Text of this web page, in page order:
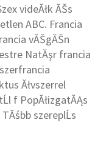
videĂłk ĂŠs
ABC. Francia
vĂŠgĂŠn
NatĂşr francia
Ăłvszerrel
f PopĂłizgatĂĄs
szereplĹs